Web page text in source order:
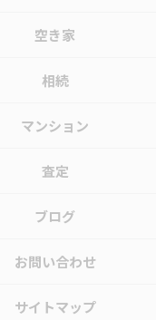
空き家
相続
マンション
査定
ブログ
お問い合わせ
サイトマップ